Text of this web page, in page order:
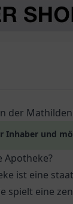
der
Inhaber und
Apotheke?
ist eine
spielt eine